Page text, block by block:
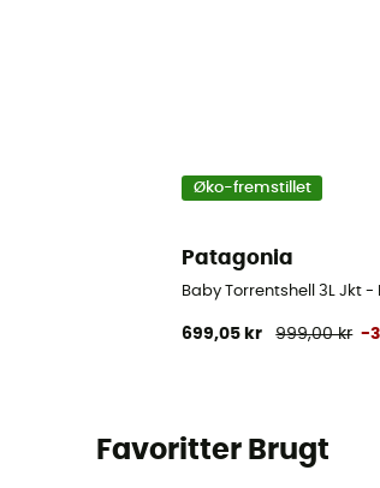
Øko-fremstillet
Patagonia
Baby Torrentshell 3L Jkt
699,05 kr 999,00 kr -
Favoritter Brugt